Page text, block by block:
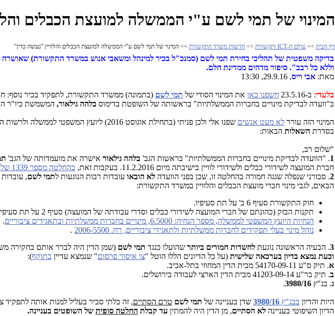
המינוי של תמי לשם ע"י הממשלה למועצת הכבלים
דף הבית >> עולם ה-ICT ותקשורת >> חדשות משרד התקשורת >> המינוי של תמי לשם ע"י הממשלה למועצת הכבלים והלוויין "נעשה כדין"
בדיקה משפטית של תהליכי בחירת תמי לשם (סמנכ"ל בכיר למינהל ומשאבי אנוש במשרד התקשורת)
וללא כל רבב". סיפור מדהים ממדינת חלם.
מאת: אבי וייס, 29.9.16, 13:30
בלעדי: ב-23.5.16 חשפנו כאן את המינוי הסודי של תמי לשם (בתמונה) ממשרד התקשורת, לתפקיד בכיר נוסף:
ב"וועדה לבדיקת מינויים בחברות הממשלתיות" בראשותה של השופטת בדימוס בלהה גילאור, המשמשת כיו"ר
המינוי הזה עורר לא מעט אנשים שפנו אלי ולכן פניתי (בתחילת אוגוסט 2016) ליועץ המשפטי לממשלה ולרשות החברות הממשלתיות (בה נמצאת הוועדה, בראשות השופטת בדימ.
בסדרת השאלות הבאות:
"שלום רב,
1. "הוועדה לבדיקת מינויים בחברות הממשלתיות" בראשות הגב' בלהה גילאור אישרה את מועמדותה של הגב'
חברת המועצה לשידורי כבלים ולשידורי לוויין בישיבתה מיום 11.2.2016. בעקבות זאת,
בהחלטה מספר 1339 של הממשלה מיום 30.03.2016
2. סבורני שנפלה שגגה חמורה בהחלטה זו, שכן בפני הוועדה לא הובאו עובדות רבות הנוגעות לתמי לשם,
הבאים, לגבי מינוי חברי מועצת הכבלים והלוויין במשרד התקשורת:
חוק התקשורת סעיף 6 ב' על תת סעיפיו.
תקנות הבזק (כהונתם של חברי המועצה לשידורי כבלים וסדרי עבודתה של המועצה) סעיף 2 על תת סעיפיו.
הנחיות היועץ המשפטי לממשלה, מספר הנחיה: 6.5000, מינויים בחברות ממשלתיות ובתאגידים ציבוריים
.
נוהל מינוי בעלי תפקידים לחברות ממשלתיות ולתאגידי ציבוריים, רח. 2006-5500
.
3. הבעיה הראשונה נוגעת לחשדות חמורים ביותר שהועלו כנגד תמי לשם (שמן הדין היה לברר אותם בחקירה
וכעת נמצא בדיון בערכאה שלישית (על כל הדיונים הללו הוטל "צו איסור פרסום" שנמצא עדיין בתוקף):
א. תיק ס"ע 54170-09-11 מבית הדין המחוזי בתל-אביב.
ב. תיק בר"ע 41203-09-14 מבית הדין הארצי לעבודה בירושלים.
ג. בג"ץ 3980/16
.
היות והדיון בבג"ץ 3980/16 שדן בעניינה של תמי לשם טרם הסתיים, זה בלתי סביר בעליל למנות אותה לתפקיד
הדיון השיפוטי בעניינה לא הסתיים, מן הדין היה להמתין עד קבלת החלטה סופית של השופטים בעניינה.